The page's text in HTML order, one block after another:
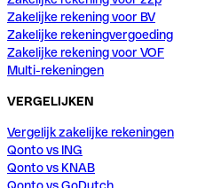
Zakelijke rekening voor BV
Zakelijke rekeningvergoeding
Zakelijke rekening voor VOF
Multi-rekeningen
VERGELIJKEN
Vergelijk zakelijke rekeningen
Qonto vs ING
Qonto vs KNAB